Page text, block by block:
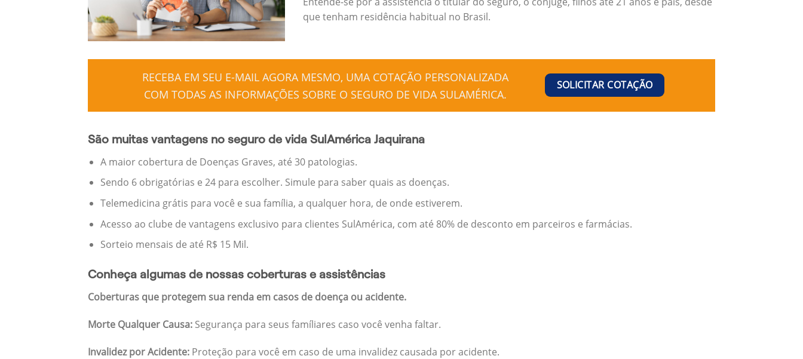
que tenham residência habitual no Brasil.
RECEBA EM SEU E-MAIL AGORA MESMO, UMA COTAÇÃO PERSONALIZADA
COM TODAS AS INFORMAÇÕES SOBRE O SEGURO DE VIDA SULAMÉRICA.
SOLICITAR COTAÇÃO
São muitas vantagens no seguro de vida SulAmérica Jaquirana
A maior cobertura de Doenças Graves, até 30 patologias.
Sendo 6 obrigatórias e 24 para escolher. Simule para saber quais as doenças.
Telemedicina grátis para você e sua família, a qualquer hora, de onde estiverem.
Acesso ao clube de vantagens exclusivo para clientes SulAmérica, com até 80% de desconto em parceiros e farmácias.
Sorteio mensais de até R$ 15 Mil.
Conheça algumas de nossas coberturas e assistências
Coberturas que protegem sua renda em casos de doença ou acidente.
Morte Qualquer Causa: Segurança para seus famíliares caso você venha faltar.
Invalidez por Acidente: Proteção para você em caso de uma invalidez causada por acidente.